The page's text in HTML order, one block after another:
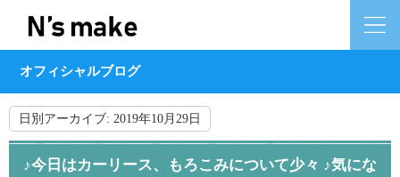
オフィシャルブログ
日別アーカイブ: 2019年10月29日
♪今日はカーリース、もろこみについて少々 ♪気にな